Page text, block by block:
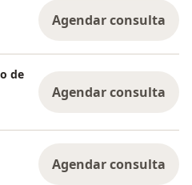
Agendar consulta
de
Agendar consulta
Agendar consulta